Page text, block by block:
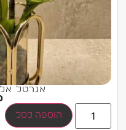
אגרטל
הוספה לסל